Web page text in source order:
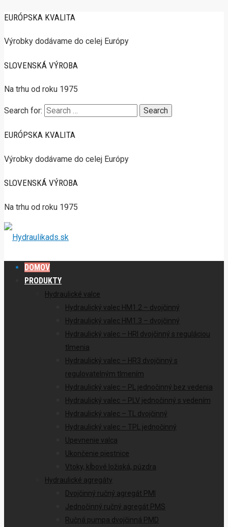
EURÓPSKA KVALITA
Výrobky dodávame do celej Európy
SLOVENSKÁ VÝROBA
Na trhu od roku 1975
Search for:
EURÓPSKA KVALITA
Výrobky dodávame do celej Európy
SLOVENSKÁ VÝROBA
Na trhu od roku 1975
DOMOV
PRODUKTY
Hydraulické valce
Hydraulický valec HM1.2 – dvojčinný
Hydraulický valec HM1.3 – dvojčinný
Hydraulický valec – HRI dvojčinný s reguláciou
tlmenia
Hydraulický valec – HR3 dvojčinný s
regulovatelným tlmením
Hydraulický valec – PL jednočinný bez vedenia
Hydraulický valec – PLV jednočinný s vedením
Hydraulický valec – TL dvojčinný
Hydraulický valec – TPL jednočinný
Upevnenie valca
Ukončenie piestnice
Vtoky, kĺbové ložiská, púzdra
Hydraulické agregáty
Dvojčinný ručný agregát PMI
Jednočinný ručný agregát PMS
Ručná pumpa dvojčinná PMD